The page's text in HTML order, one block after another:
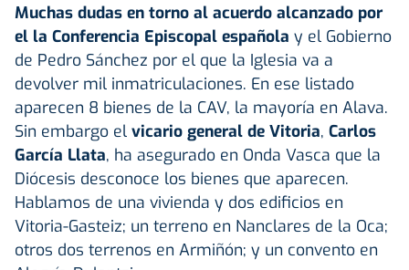
Muchas dudas en torno al acuerdo alcanzado por
el la Conferencia Episcopal española y el Gobierno
de Pedro Sánchez por el que la Iglesia va a
devolver mil inmatriculaciones. En ese listado
aparecen 8 bienes de la CAV, la mayoría en Alava.
Sin embargo el vicario general de Vitoria, Carlos
García Llata, ha asegurado en Onda Vasca que la
Diócesis desconoce los bienes que aparecen.
Hablamos de una vivienda y dos edificios en
Vitoria-Gasteiz; un terreno en Nanclares de la Oca;
otros dos terrenos en Armiñón; y un convento en